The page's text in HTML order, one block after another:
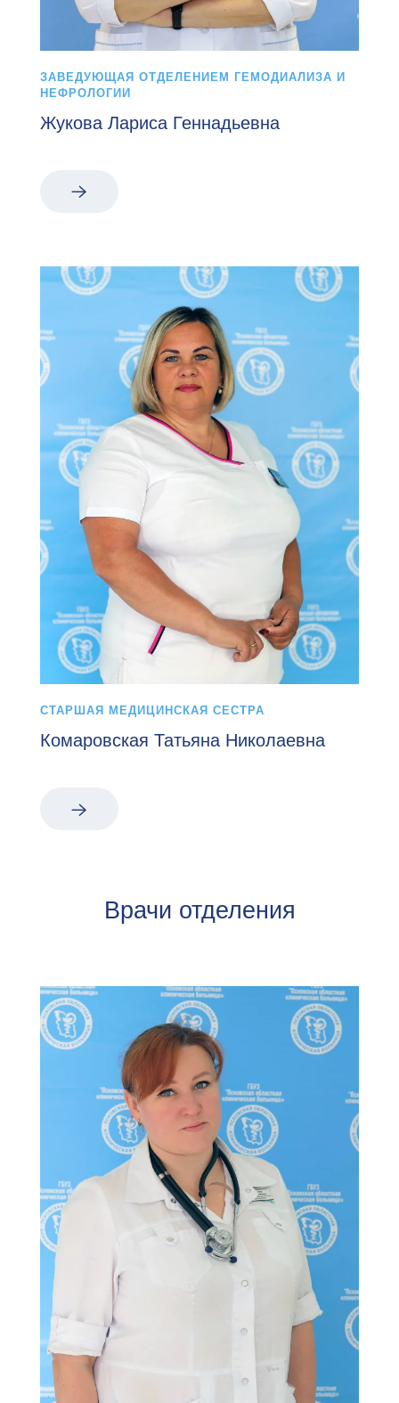
ЗАВЕДУЮЩАЯ ОТДЕЛЕНИЕМ ГЕМОДИАЛИЗА И
НЕФРОЛОГИИ
Жукова Лариса Геннадьевна
СТАРШАЯ МЕДИЦИНСКАЯ СЕСТРА
Комаровская Татьяна Николаевна
Врачи отделения